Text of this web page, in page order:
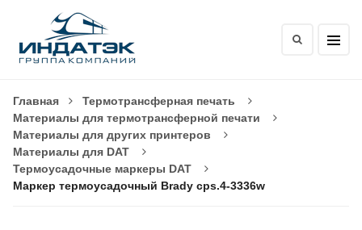
Главная
Термотрансферная печать
Материалы для термотрансферной печати
Материалы для других принтеров
Материалы для DAT
Термоусадочные маркеры DAT
Маркер термоусадочный Brady cps.4-3336w